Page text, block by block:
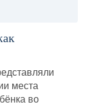
места
во